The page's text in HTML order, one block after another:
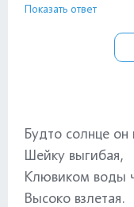
Показать ответ
Будто солнце он
Шейку выгибая,
Клювиком воды
Высоко взлетая.